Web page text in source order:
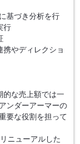
基づき分析を行
行
やディレクショ
的な売上額では一
ンダーアーマーの
要な役割を担って
ニューアルした